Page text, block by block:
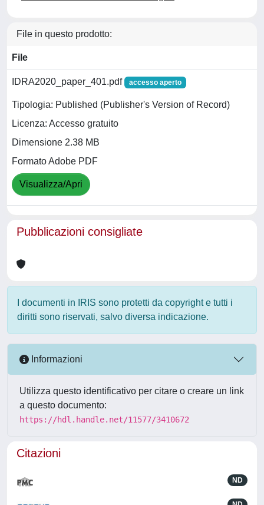
File in questo prodotto:
File
IDRA2020_paper_401.pdf accesso aperto
Tipologia: Published (Publisher's Version of Record)
Licenza: Accesso gratuito
Dimensione 2.38 MB
Formato Adobe PDF
Visualizza/Apri
Pubblicazioni consigliate
I documenti in IRIS sono protetti da copyright e tutti i
diritti sono riservati, salvo diversa indicazione.
Informazioni
Utilizza questo identificativo per citare o creare un link
a questo documento:
https://hdl.handle.net/11577/3410672
Citazioni
ND